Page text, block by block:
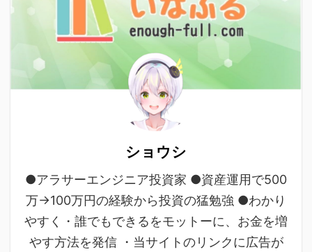
ショウシ
●アラサーエンジニア投資家 ●資産運用で500
万→100万円の経験から投資の猛勉強 ●わかり
やすく・誰でもできるをモットーに、お金を増
やす方法を発信 ・当サイトのリンクに広告が